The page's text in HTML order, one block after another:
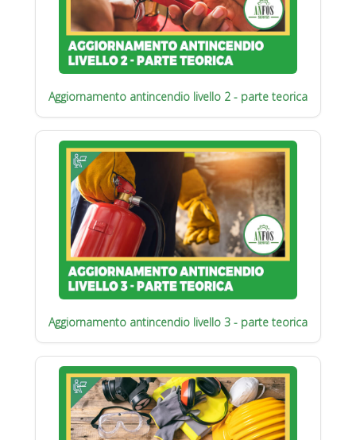
Aggiornamento antincendio livello 2 - parte teorica
Aggiornamento antincendio livello 3 - parte teorica